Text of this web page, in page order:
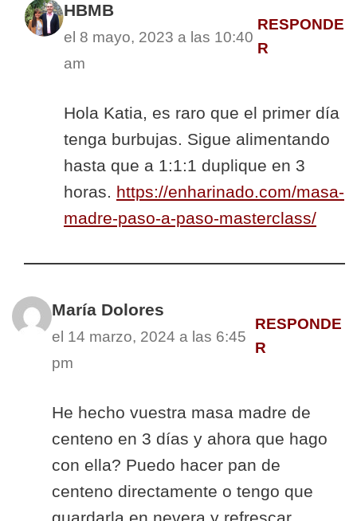
HBMB
el 8 mayo, 2023 a las 10:40
am
RESPONDE
R
Hola Katia, es raro que el primer día
tenga burbujas. Sigue alimentando
hasta que a 1:1:1 duplique en 3
horas. https://enharinado.com/masa-
madre-paso-a-paso-masterclass/
María Dolores
el 14 marzo, 2024 a las 6:45
pm
RESPONDE
R
He hecho vuestra masa madre de
centeno en 3 días y ahora que hago
con ella? Puedo hacer pan de
centeno directamente o tengo que